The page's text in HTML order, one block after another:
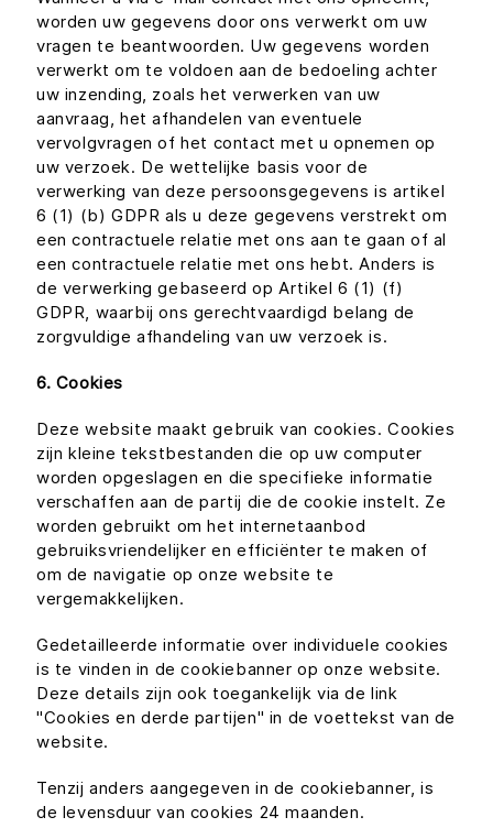
worden uw gegevens door ons verwerkt om uw
vragen te beantwoorden. Uw gegevens worden
verwerkt om te voldoen aan de bedoeling achter
uw inzending, zoals het verwerken van uw
aanvraag, het afhandelen van eventuele
vervolgvragen of het contact met u opnemen op
uw verzoek. De wettelijke basis voor de
verwerking van deze persoonsgegevens is artikel
6 (1) (b) GDPR als u deze gegevens verstrekt om
een contractuele relatie met ons aan te gaan of al
een contractuele relatie met ons hebt. Anders is
de verwerking gebaseerd op Artikel 6 (1) (f)
GDPR, waarbij ons gerechtvaardigd belang de
zorgvuldige afhandeling van uw verzoek is.
6. Cookies
Deze website maakt gebruik van cookies. Cookies
zijn kleine tekstbestanden die op uw computer
worden opgeslagen en die specifieke informatie
verschaffen aan de partij die de cookie instelt. Ze
worden gebruikt om het internetaanbod
gebruiksvriendelijker en efficiënter te maken of
om de navigatie op onze website te
vergemakkelijken.
Gedetailleerde informatie over individuele cookies
is te vinden in de cookiebanner op onze website.
Deze details zijn ook toegankelijk via de link
"Cookies en derde partijen" in de voettekst van de
website.
Tenzij anders aangegeven in de cookiebanner, is
de levensduur van cookies 24 maanden.